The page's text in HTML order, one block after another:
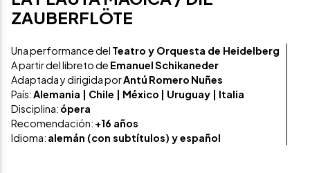
ZAUBERFLÖTE
Una performance del Teatro y Orquesta de Heidelberg
A partir del libreto de EmanuelSchikaneder
Adaptada y dirigida porAntú Romero Nuñes
País:Alemania | Chile | México | Uruguay | Italia
Disciplina: ópera
Recomendación: +16 años
Idioma: alemán (con subtítulos) y español